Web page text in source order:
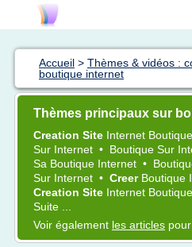
Accueil > Thèmes & vidéos :
boutique internet
Thèmes principaux sur
Creation Site Internet Boutique
Sur Internet • Boutique Sur
Sa Boutique Internet •
Sur Internet • Creer Boutique
Creation Site Internet Boutique
Suite ...
Voir également les articles